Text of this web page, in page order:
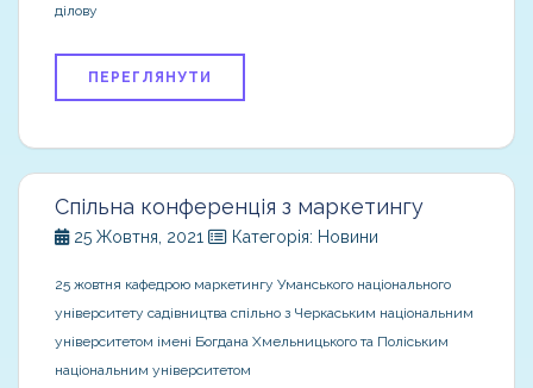
ділову
ПЕРЕГЛЯНУТИ
Спільна конференція з маркетингу
25 Жовтня, 2021 Категорія: Новини
25 жовтня кафедрою маркетингу Уманського національного
університету садівництва спільно з Черкаським національним
університетом імені Богдана Хмельницького та Поліським
національним університетом